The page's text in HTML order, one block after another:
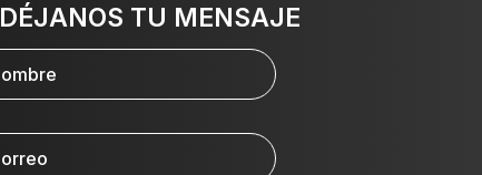
DÉJANOS TU MENSAJE